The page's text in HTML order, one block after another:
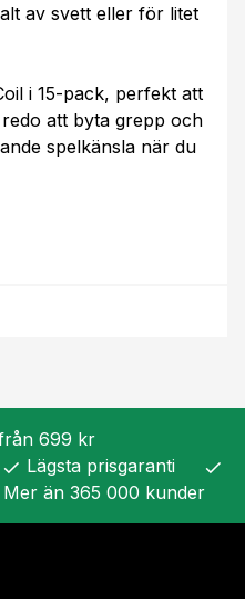
av svett eller för litet
i 15-pack, perfekt att
att byta grepp och
spelkänsla när du
699 kr
check Lägsta prisgaranti check
Mer än 365 000 kunder